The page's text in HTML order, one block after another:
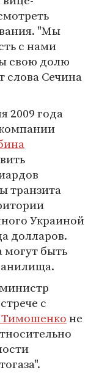
"Мы
с нами
свою долю
слова Сечина
2009 года
транзита
Украиной
долларов.
быть
с
не